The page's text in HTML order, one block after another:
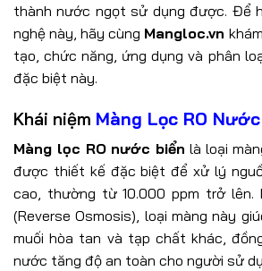
thành nước ngọt sử dụng được. Để
nghệ này, hãy cùng Mangloc.vn
tạo, chức năng, ứng dụng và phân
đặc biệt này.
Khái niệm Màng Lọc RO
Màng lọc RO nước biển là loại
được thiết kế đặc biệt để xử lý
cao, thường từ 10.000 ppm trở lên.
(Reverse Osmosis), loại màng này
muối hòa tan và tạp chất khác,
nước tăng độ an toàn cho người sử